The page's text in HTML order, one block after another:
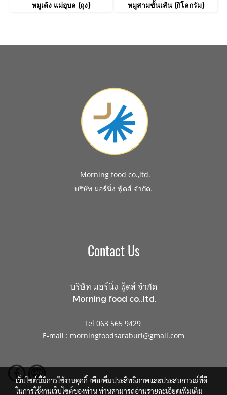
หมูเด้ง แม่อุบล (ถุง) หมูสามชั้นเส้น (กิโลกรัม)
Morning food co.,ltd.
บริษัท มอร์นิ่ง ฟู้ดส์ จำกัด.
Contact Us
บริษัท มอร์นิ่ง ฟู้ดส์ จำกัด
Morning food co.,ltd.
Tel 063 565 9429
E-mail : morningfoodsaraburi@gmail.com
เว็บไซต์นี้มีการใช้งานคุกกี้ เพื่อเพิ่มประสิทธิภาพและประสบการณ์ที่ดี
ในการใช้งานเว็บไซต์ของท่าน ท่านสามารถอ่านรายละเอียดเพิ่มเติม